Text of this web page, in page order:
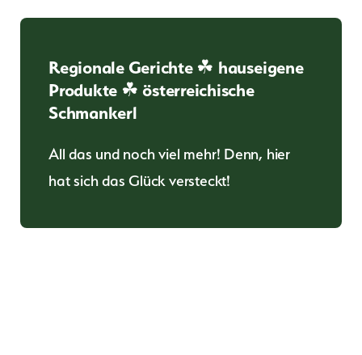
Regionale Gerichte ☘ hauseigene
Produkte ☘ österreichische
Schmankerl
All das und noch viel mehr! Denn, hier
hat sich das Glück versteckt!